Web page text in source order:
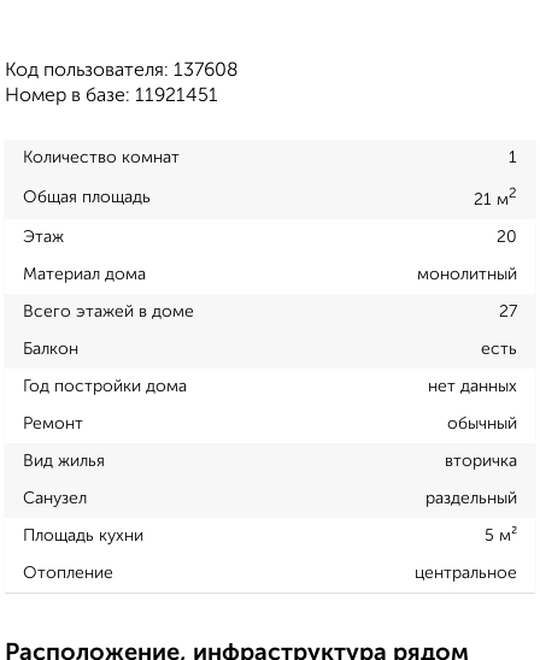
Код пользователя: 137608
Номер в базе: 11921451
Количество комнат 1
Общая площадь 21 м2
Этаж 20
Материал дома монолитный
Всего этажей в доме 27
Балкон есть
Год постройки дома нет данных
Ремонт обычный
Вид жилья вторичка
Санузел раздельный
Площадь кухни 5 м²
Отопление центральное
Расположение, инфраструктура рядом